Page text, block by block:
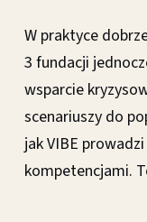
W praktyce
3 fundacji
wsparcie
scenariuszy do
jak VIBE
kompetencjami.